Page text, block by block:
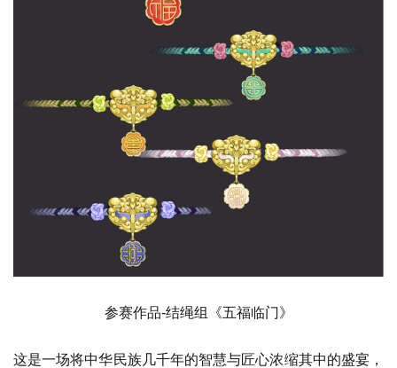
参赛作品-结绳组《五福临门》
这是一场将中华民族几千年的智慧与匠心浓缩其中的盛宴，